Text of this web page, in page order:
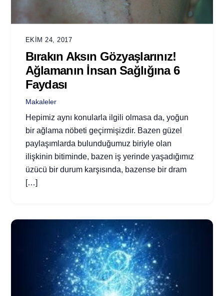
EKIM 24, 2017
Bırakın Aksın Gözyaşlarınız!
Ağlamanın İnsan Sağlığına 6
Faydası
Makaleler
Hepimiz aynı konularla ilgili olmasa da, yoğun
bir ağlama nöbeti geçirmişizdir. Bazen güzel
paylaşımlarda bulunduğumuz biriyle olan
ilişkinin bitiminde, bazen iş yerinde yaşadığımız
üzücü bir durum karşısında, bazense bir dram
[…]